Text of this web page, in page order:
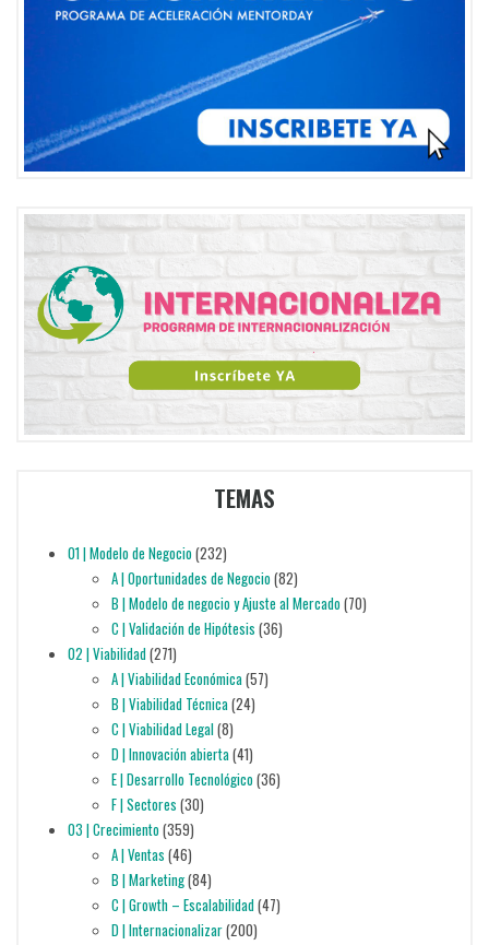
TEMAS
01 | Modelo de Negocio(232)
A | Oportunidades de Negocio(82)
B | Modelo de negocio y Ajuste al Mercado(70)
C | Validación de Hipótesis (36)
02 | Viabilidad(271)
A | Viabilidad Económica(57)
B | Viabilidad Técnica(24)
C | Viabilidad Legal(8)
D | Innovación abierta(41)
E | Desarrollo Tecnológico(36)
F | Sectores (30)
03 | Crecimiento(359)
A | Ventas (46)
B | Marketing(84)
C | Growth – Escalabilidad(47)
D | Internacionalizar(200)